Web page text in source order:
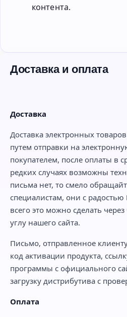
контента.
Доставка и оплата
Доставка
Доставка электронных
путем отправки на
покупателем, после оплаты в
редких случаях возможны
письма нет, то смело
специалистам, они с
всего это можно сделать
углу нашего сайта.
Письмо, отправленное
код активации продукта,
программы с официального
загрузку дистрибутива с
Оплата